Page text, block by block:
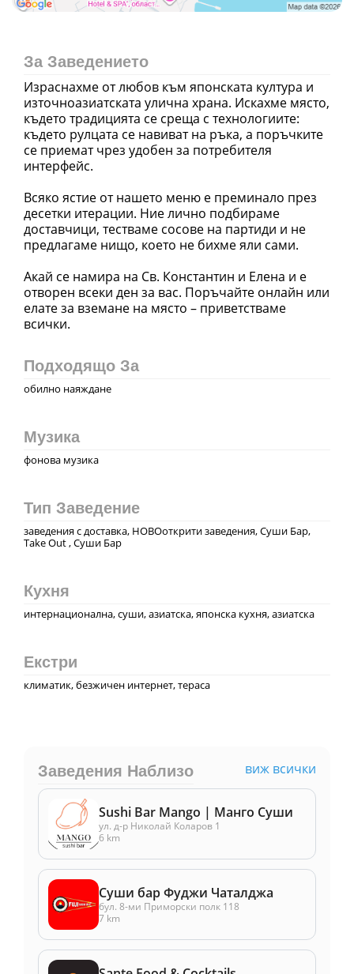
За Заведението
Израснахме от любов към японската култура и
източноазиатската улична храна. Искахме място,
където традицията се среща с технологиите:
където рулцата се навиват на ръка, а поръчките
се приемат чрез удобен за потребителя
интерфейс.
Всяко ястие от нашето меню е преминало през
десетки итерации. Ние лично подбираме
доставчици, тестваме сосове на партиди и не
предлагаме нищо, което не бихме яли сами.
Акай се намира на Св. Константин и Елена и е
отворен всеки ден за вас. Поръчайте онлайн или
елате за вземане на място – приветстваме
всички.
Подходящо За
обилно наяждане
Музика
фонова музика
Тип Заведение
заведения с доставка, НОВОоткрити заведения, Суши Бар,
Take Out , Суши Бар
Кухня
интернационална, суши, азиатска, японска кухня, азиатска
Екстри
климатик, безжичен интернет, тераса
Заведения Наблизо виж всички
Sushi Bar Mango | Манго Суши
ул. д-р Николай Коларов 1
6 km
Суши бар Фуджи Чаталджа
бул. 8-ми Приморски полк 118
7 km